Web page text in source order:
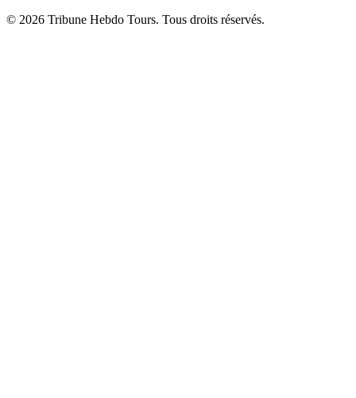
© 2026 Tribune Hebdo Tours. Tous droits réservés.